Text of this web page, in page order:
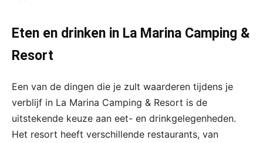
Eten en drinken in La Marina Camping &
Resort
Een van de dingen die je zult waarderen tijdens je
verblijf in La Marina Camping & Resort is de
uitstekende keuze aan eet- en drinkgelegenheden.
Het resort heeft verschillende restaurants, van